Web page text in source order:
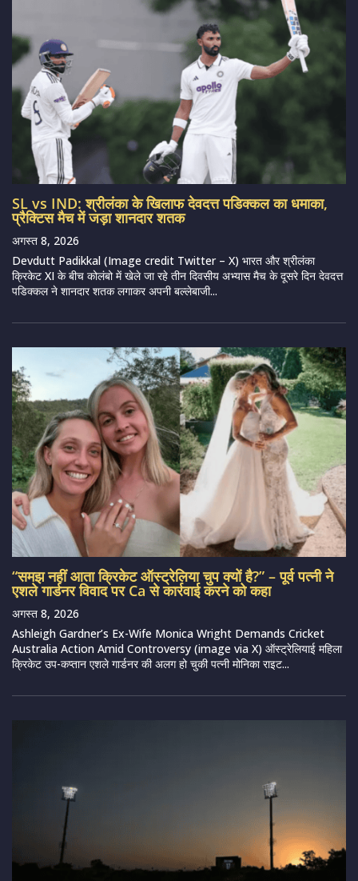
SL vs IND: श्रीलंका के खिलाफ देवदत्त पडिक्कल का धमाका,
प्रैक्टिस मैच में जड़ा शानदार शतक
अगस्त 8, 2026
Devdutt Padikkal (Image credit Twitter – X) भारत और श्रीलंका
क्रिकेट XI के बीच कोलंबो में खेले जा रहे तीन दिवसीय अभ्यास मैच के दूसरे दिन देवदत्त
पडिक्कल ने शानदार शतक लगाकर अपनी बल्लेबाजी...
“समझ नहीं आता क्रिकेट ऑस्ट्रेलिया चुप क्यों है?” – पूर्व पत्नी ने
एशले गार्डनर विवाद पर Ca से कार्रवाई करने को कहा
अगस्त 8, 2026
Ashleigh Gardner’s Ex-Wife Monica Wright Demands Cricket
Australia Action Amid Controversy (image via X) ऑस्ट्रेलियाई महिला
क्रिकेट उप-कप्तान एशले गार्डनर की अलग हो चुकी पत्नी मोनिका राइट...